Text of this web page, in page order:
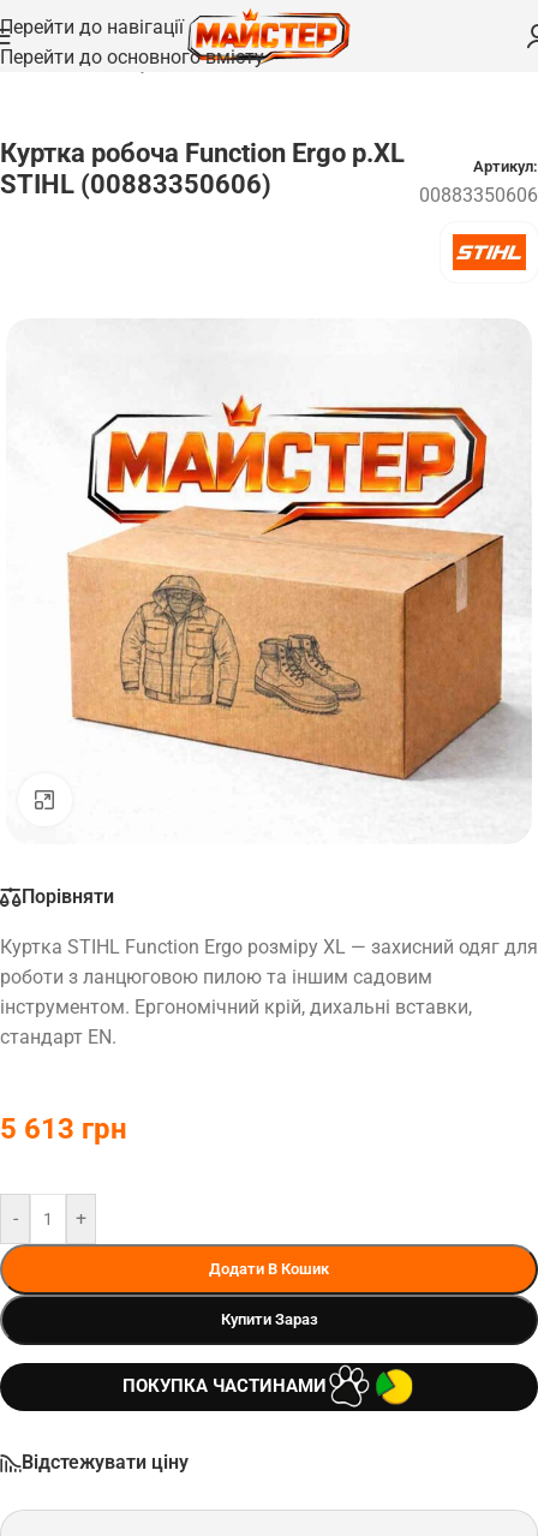
Перейти до навігації
Перейти до основного вмісту
Головна /Одяг та взуття
Куртка робоча Function Ergo р.XL
STIHL (00883350606)
Артикул:
00883350606
Порівняти
Куртка STIHL Function Ergo розміру XL — захисний одяг для
роботи з ланцюговою пилою та іншим садовим
інструментом. Ергономічний крій, дихальні вставки,
стандарт EN.
5 613 грн
- +
Додати В Кошик
Купити Зараз
ПОКУПКА ЧАСТИНАМИ
Відстежувати ціну